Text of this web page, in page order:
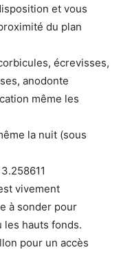
et vous
du plan
écrevisses,
anodonte
même les
la nuit (sous
vivement
à sonder pour
les hauts fonds.
pour un accès